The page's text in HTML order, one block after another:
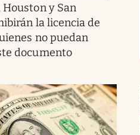
Houston y San
la licencia de
no puedan
documento